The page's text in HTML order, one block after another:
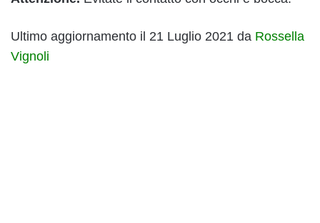
Ultimo aggiornamento il 21 Luglio 2021 da Rossella
Vignoli